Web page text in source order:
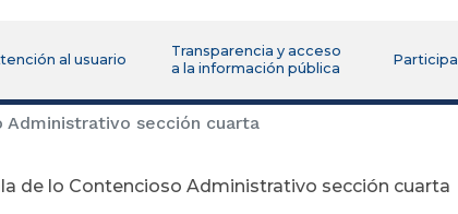
al usuario
Transparencia y acceso
a la información pública
Participa
Administrativo sección cuarta
de lo Contencioso Administrativo sección cuarta